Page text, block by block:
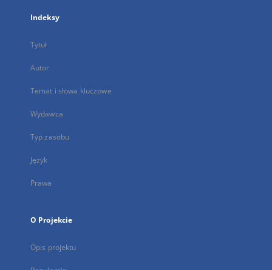
Indeksy
Tytuł
Autor
Temat i słowa kluczowe
Wydawca
Typ zasobu
Język
Prawa
O Projekcie
Opis projektu